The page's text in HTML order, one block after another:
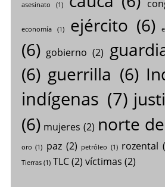
asesinato (1)
economía(1) ejército (6)
(6) gobierno (2)
(6) guerrilla (6)
indígenas (7)
(6) mujeres (2) norte
oro (1) paz (2) petróleo (1) rozental
Tierras(1) TLC(2) víctimas (2)